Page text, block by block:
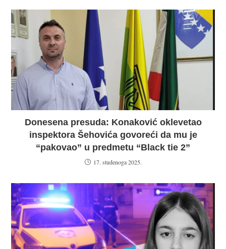
Donesena presuda: Konaković oklevetao
inspektora Šehovića govoreći da mu je
“pakovao” u predmetu “Black tie 2”
17. studenoga 2025.